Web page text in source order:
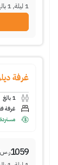
1 ليلة,
1
غرفة
1 بالغ
غرفة
مستردة
1059ر.س